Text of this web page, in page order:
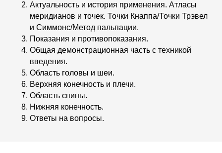
Актуальность и история применения. Атласы
меридианов и точек. Точки Кнаппа/Точки Трэвел
и Симмонс/Метод пальпации.
Показания и противопоказания.
Общая демонстрационная часть с техникой
введения.
Область головы и шеи.
Верхняя конечность и плечи.
Область спины.
Нижняя конечность.
Ответы на вопросы.